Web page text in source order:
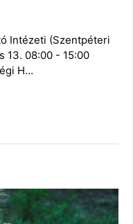
Intézeti (Szentpéteri
13. 08:00 - 15:00
H…